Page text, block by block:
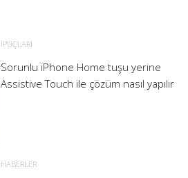
İPUÇLARI
Sorunlu iPhone Home tuşu yerine
Assistive Touch ile çözüm nasıl yapılır
HABERLER